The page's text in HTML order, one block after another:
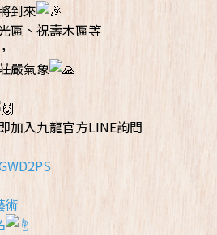
到來
匾、祝壽木匾等
嚴氣象
加入九龍官方LINE詢問
術